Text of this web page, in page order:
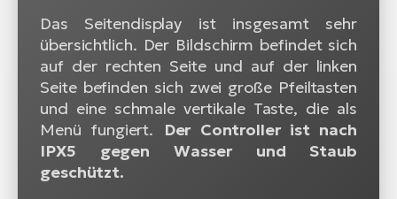
Das Seitendisplay ist insgesamt sehr
übersichtlich. Der Bildschirm befindet sich
auf der rechten Seite und auf der linken
Seite befinden sich zwei große Pfeiltasten
und eine schmale vertikale Taste, die als
Menü fungiert.
Der Controller ist nach
IPX5 gegen Wasser und Staub
geschützt.